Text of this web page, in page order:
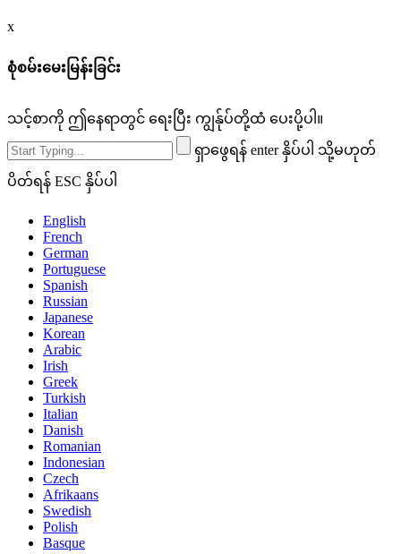
x
စုံစမ်းမေးမြန်းခြင်း
သင့်စာကို ဤနေရာတွင် ရေးပြီး ကျွန်ုပ်တို့ထံ ပေးပို့ပါ။
ရှာဖွေရန် enter နှိပ်ပါ သို့မဟုတ်
ပိတ်ရန် ESC နှိပ်ပါ
English
French
German
Portuguese
Spanish
Russian
Japanese
Korean
Arabic
Irish
Greek
Turkish
Italian
Danish
Romanian
Indonesian
Czech
Afrikaans
Swedish
Polish
Basque